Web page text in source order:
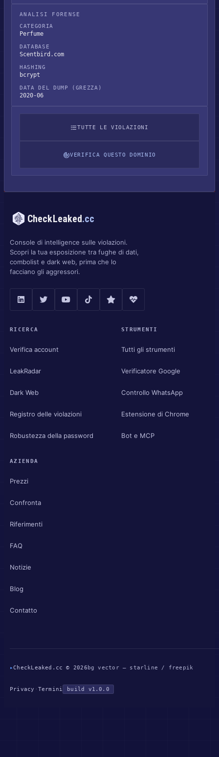
ANALISI FORENSE
CATEGORIA
Perfume
DATABASE
Scentbird.com
HASHING
bcrypt
DATA DEL DUMP (GREZZA)
2020-06
TUTTE LE VIOLAZIONI
VERIFICA QUESTO DOMINIO
CheckLeaked.cc
Console di intelligence sulle violazioni.
Scopri la tua esposizione tra fughe di dati,
combolist e dark web, prima che lo
facciano gli aggressori.
RICERCA
Verifica account
LeakRadar
Dark Web
Registro delle violazioni
Robustezza della password
STRUMENTI
Tutti gli strumenti
Verificatore Google
Controllo WhatsApp
Estensione di Chrome
Bot e MCP
AZIENDA
Prezzi
Confronta
Riferimenti
FAQ
Notizie
Blog
Contatto
▸CheckLeaked.cc © 2026 bg vector — starline / freepik
Privacy · Termini build v1.0.0